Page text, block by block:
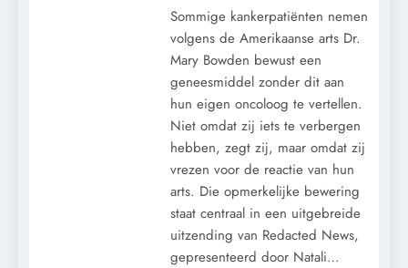
Sommige kankerpatiënten nemen
volgens de Amerikaanse arts Dr.
Mary Bowden bewust een
geneesmiddel zonder dit aan
hun eigen oncoloog te vertellen.
Niet omdat zij iets te verbergen
hebben, zegt zij, maar omdat zij
vrezen voor de reactie van hun
arts. Die opmerkelijke bewering
staat centraal in een uitgebreide
uitzending van Redacted News,
gepresenteerd door Natali…